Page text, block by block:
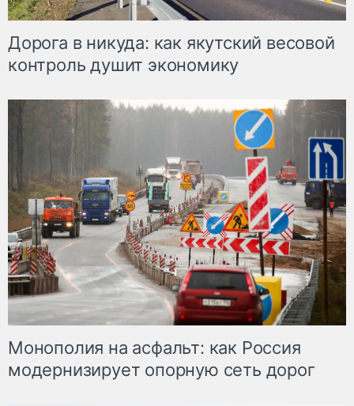
Дорога в никуда: как якутский весовой
контроль душит экономику
Монополия на асфальт: как Россия
модернизирует опорную сеть дорог